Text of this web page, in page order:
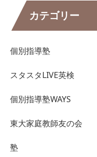
カテゴリー
個別指導塾
スタスタLIVE英検
個別指導塾WAYS
東大家庭教師友の会
塾